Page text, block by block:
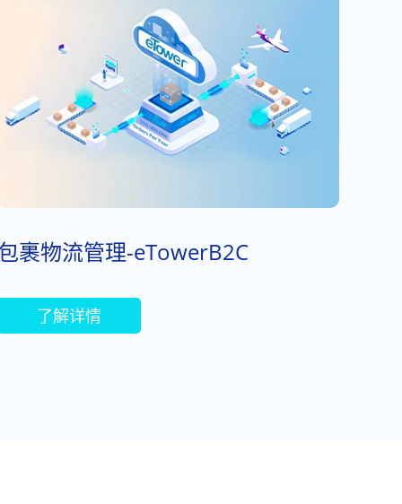
裹物流管理-eTowerB2C
了解详情